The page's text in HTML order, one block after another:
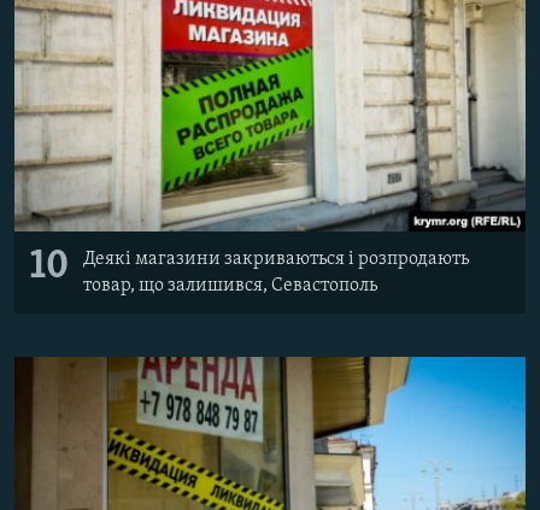
10
Деякі магазини закриваються і розпродають
товар, що залишився, Севастополь